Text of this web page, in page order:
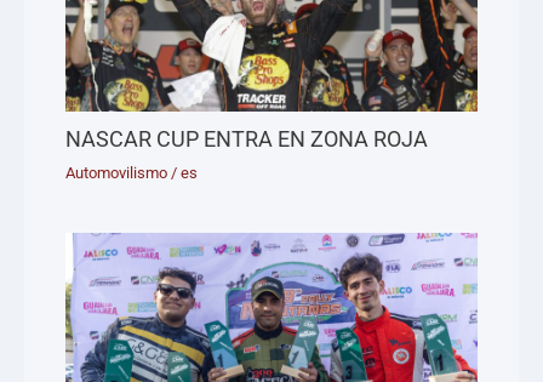
NASCAR CUP ENTRA EN ZONA ROJA
Automovilismo /es